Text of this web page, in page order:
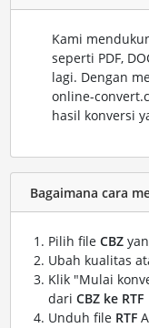
Kami
seperti PDF,
lagi. Dengan
online-
hasil konversi
Bagaimana cara
Pilih file CBZ
Ubah kualitas
Klik "Mulai
dari CBZ ke RTF
Unduh file RTF